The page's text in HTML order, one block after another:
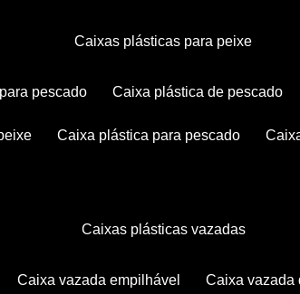
caixas plásticas para peixe
pescado caixa plástica de pescado
caixa plástica para pescado
caixas plásticas vazadas
caixa vazada empilhável caixa